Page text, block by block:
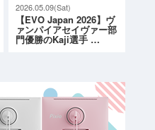
2026.05.09(Sat)
【EVO Japan 2026】ヴ
ァンパイアセイヴァー部
門優勝のKaji選手 …